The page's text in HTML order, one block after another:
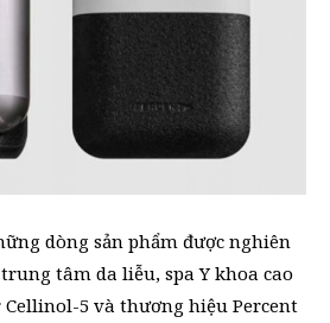
dòng sản phẩm được nghiên
tâm da liễu, spa Y khoa cao
Cellinol-5 và thương hiệu Percent